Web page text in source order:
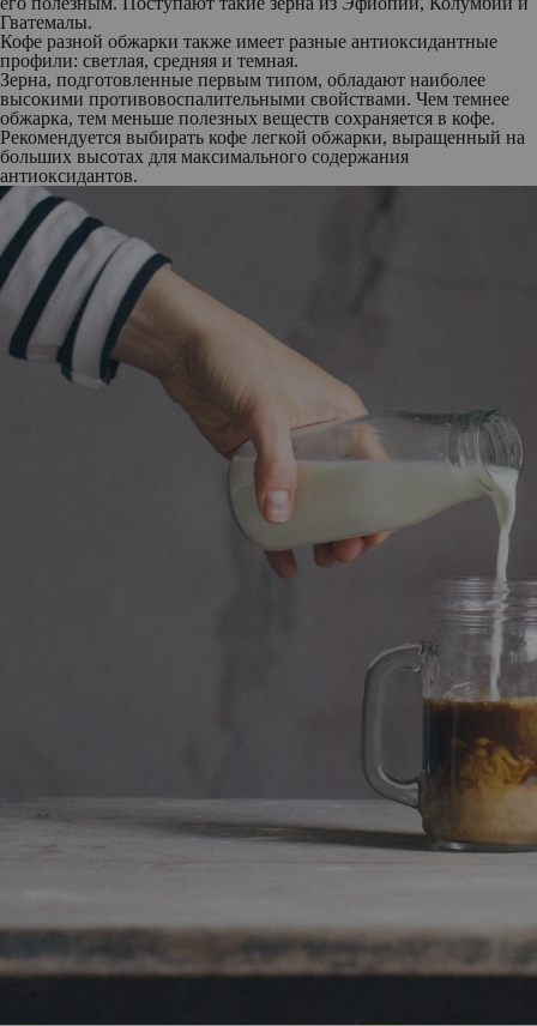
Гватемалы.
Кофе разной обжарки также имеет разные антиоксидантные
профили: светлая, средняя и темная.
Зерна, подготовленные первым типом, обладают наиболее
высокими противовоспалительными свойствами. Чем темнее
обжарка, тем меньше полезных веществ сохраняется в кофе.
Рекомендуется выбирать кофе легкой обжарки, выращенный на
больших высотах для максимального содержания
антиоксидантов.